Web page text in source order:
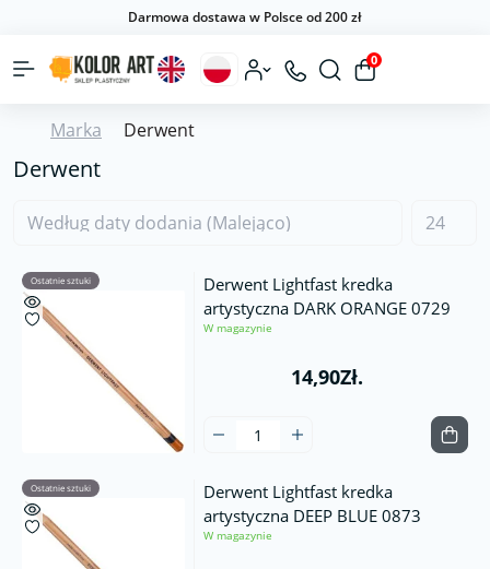
Darmowa dostawa w Polsce od 200 zł
0
Marka Derwent
Derwent
Ostatnie sztuki
Derwent Lightfast kredka
artystyczna DARK ORANGE 0729
W magazynie
14,90Zł.
Ostatnie sztuki
Derwent Lightfast kredka
artystyczna DEEP BLUE 0873
W magazynie